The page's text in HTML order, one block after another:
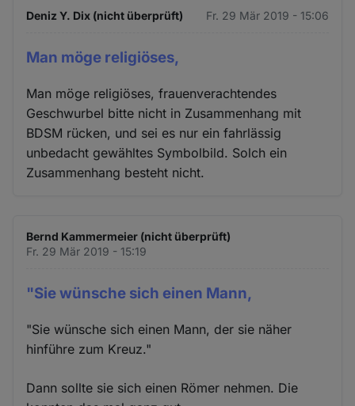
Deniz Y. Dix (nicht überprüft) Fr. 29 Mär 2019 - 15:06
Man möge religiöses,
Man möge religiöses, frauenverachtendes
Geschwurbel bitte nicht in Zusammenhang mit
BDSM rücken, und sei es nur ein fahrlässig
unbedacht gewähltes Symbolbild. Solch ein
Zusammenhang besteht nicht.
Bernd Kammermeier (nicht überprüft)
Fr. 29 Mär 2019 - 15:19
"Sie wünsche sich einen Mann,
"Sie wünsche sich einen Mann, der sie näher
hinführe zum Kreuz."
Dann sollte sie sich einen Römer nehmen. Die